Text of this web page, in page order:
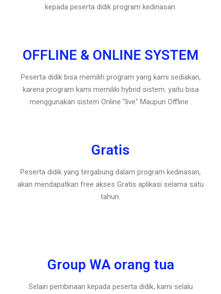
kepada peserta didik program kedinasan.
OFFLINE & ONLINE SYSTEM
Peserta didik bisa memilih program yang kami sediakan,
karena program kami memiliki hybrid sistem. yaitu bisa
menggunakan sistem Online "live" Maupun Offline .
Gratis
Peserta didik yang tergabung dalam program kedinasan,
akan mendapatkan free akses Gratis aplikasi selama satu
tahun.
Group WA orang tua
Selain pembinaan kepada peserta didik, kami selalu